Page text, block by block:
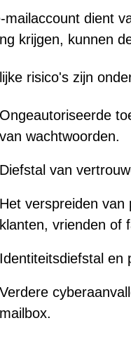
mailaccount dient
krijgen, kunnen
risico's zijn
Ongeautoriseerde
van wachtwoorden.
Diefstal van
Het verspreiden van
klanten, vrienden of
Identiteitsdiefstal en
Verdere
mailbox.